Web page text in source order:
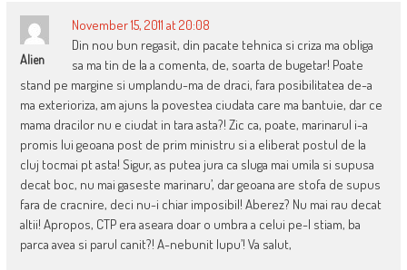
Alien
November 15, 2011 at 20:08
Din nou bun regasit, din pacate tehnica si criza ma obliga
sa ma tin de la a comenta, de, soarta de bugetar! Poate
stand pe margine si umplandu-ma de draci, fara posibilitatea de-a
ma exterioriza, am ajuns la povestea ciudata care ma bantuie, dar ce
mama dracilor nu e ciudat in tara asta?! Zic ca, poate, marinarul i-a
promis lui geoana post de prim ministru si a eliberat postul de la
cluj tocmai pt asta! Sigur, as putea jura ca sluga mai umila si supusa
decat boc, nu mai gaseste marinaru’, dar geoana are stofa de supus
fara de cracnire, deci nu-i chiar imposibil! Aberez? Nu mai rau decat
altii! Apropos, CTP era aseara doar o umbra a celui pe-l stiam, ba
parca avea si parul canit?! A-nebunit lupu’! Va salut,